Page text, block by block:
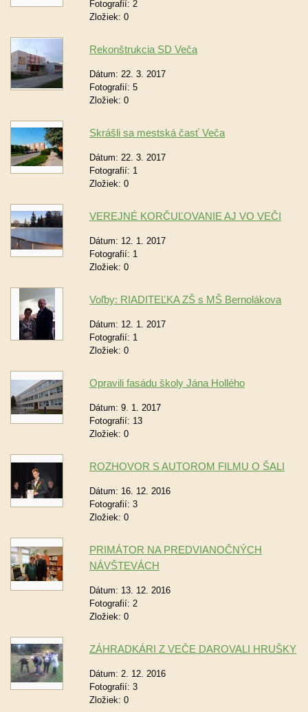
Fotografií: 2
Zložiek: 0
Rekonštrukcia SD Veča
Dátum: 22. 3. 2017
Fotografií: 5
Zložiek: 0
Skrášli sa mestská časť Veča
Dátum: 22. 3. 2017
Fotografií: 1
Zložiek: 0
VEREJNÉ KORČUĽOVANIE AJ VO VEČI
Dátum: 12. 1. 2017
Fotografií: 1
Zložiek: 0
Voľby: RIADITEĽKA ZŠ s MŠ Bernolákova
Dátum: 12. 1. 2017
Fotografií: 1
Zložiek: 0
Opravili fasádu školy Jána Hollého
Dátum: 9. 1. 2017
Fotografií: 13
Zložiek: 0
ROZHOVOR S AUTOROM FILMU O ŠALI
Dátum: 16. 12. 2016
Fotografií: 3
Zložiek: 0
PRIMÁTOR NA PREDVIANOČNÝCH
NÁVŠTEVÁCH
Dátum: 13. 12. 2016
Fotografií: 2
Zložiek: 0
ZÁHRADKÁRI Z VEČE DAROVALI HRUŠKY
Dátum: 2. 12. 2016
Fotografií: 3
Zložiek: 0